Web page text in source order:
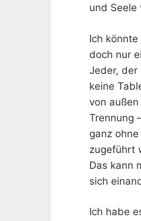
und Seele
Ich
doch nur
Jeder, der
keine
von
Trennung
ganz
zugeführt
Das kann
sich
Ich habe